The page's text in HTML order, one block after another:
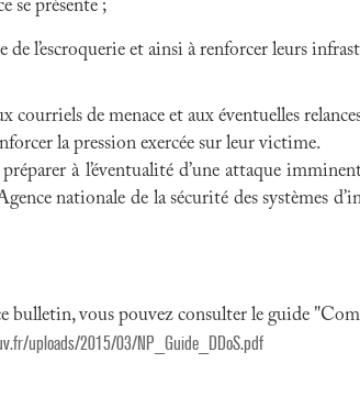
se présente ;
de l’escroquerie et ainsi à renforcer leurs
de menace et aux éventuelles
la pression exercée sur leur victime.
à l’éventualité d’une attaque
nationale de la sécurité des systèmes
bulletin, vous pouvez consulter le guide
uploads/2015/03/NP_Guide_DDoS.pdf